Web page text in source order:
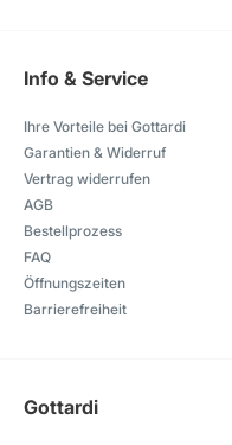
Info & Service
Ihre Vorteile bei Gottardi
Garantien & Widerruf
Vertrag widerrufen
AGB
Bestellprozess
FAQ
Öffnungszeiten
Barrierefreiheit
Gottardi